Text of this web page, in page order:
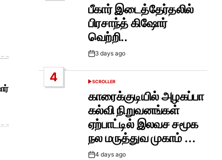
பீகார் இடைத்தேர்தலில்
பிரசாந்த் கிஷோர்
வெற்றி..
Post3 days ago
4
POSTED
SCROLLER
காரைக்குடியில் அழகப்பா
கல்வி நிறுவனங்கள்
ஏற்பாட்டில் இலவச சமூக
நல மருத்துவ முகாம் …
Post4 days ago